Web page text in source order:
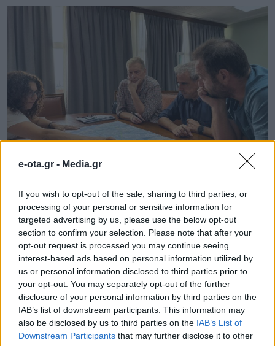
e-ota.gr - Media.gr
If you wish to opt-out of the sale, sharing to third parties, or
processing of your personal or sensitive information for
targeted advertising by us, please use the below opt-out
section to confirm your selection. Please note that after your
opt-out request is processed you may continue seeing
interest-based ads based on personal information utilized by
us or personal information disclosed to third parties prior to
your opt-out. You may separately opt-out of the further
disclosure of your personal information by third parties on the
IAB’s list of downstream participants. This information may
also be disclosed by us to third parties on the IAB’s List of
Downstream Participants that may further disclose it to other
περιλαμβάνει: – Την αποξήλωση των υφιστάμενων
πεζοδρομίων και του αστικού εξοπλισμού που έφεραν
(παγκάκια, κολώνες, κάδοι, κ.λπ.). – Την […]
εκσυγχρονισμού του αρδευτικού
δικτύου Θερμής
Ο Δήμαρχος Μυτιλήνης, Παναγιώτης Χριστόφας, και ο
εκπρόσωπος των αναδόχων μελετητών υπέγραψαν τη
σύμβαση για την εκπόνηση της μελέτης βελτίωσης και
εκσυγχρονισμού του αρδευτικού δικτύου Θερμής,
παρουσία του αρμόδιου Αντιδημάρχου Περιβάλλοντος
και Δ.Ε. Λουτρόπολης Θερμής Χρήστου Τσιβγούλη και
στελεχών των Υπηρεσιών του Δήμου. Μετά την
υπογραφή πραγματοποιήθηκε σύσκεψη σχετικά με τη
διαδικασία εκπόνησης και το […]
15.09.2025 - 11.55